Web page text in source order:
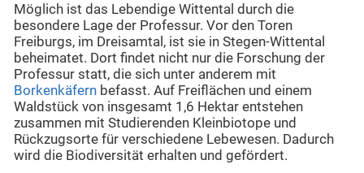
Möglich ist das Lebendige Wittental durch die
besondere Lage der Professur. Vor den Toren
Freiburgs, im Dreisamtal, ist sie in Stegen-Wittental
beheimatet. Dort findet nicht nur die Forschung der
Professur statt, die sich unter anderem mit
Borkenkäfern befasst. Auf Freiflächen und einem
Waldstück von insgesamt 1,6 Hektar entstehen
zusammen mit Studierenden Kleinbiotope und
Rückzugsorte für verschiedene Lebewesen. Dadurch
wird die Biodiversität erhalten und gefördert.